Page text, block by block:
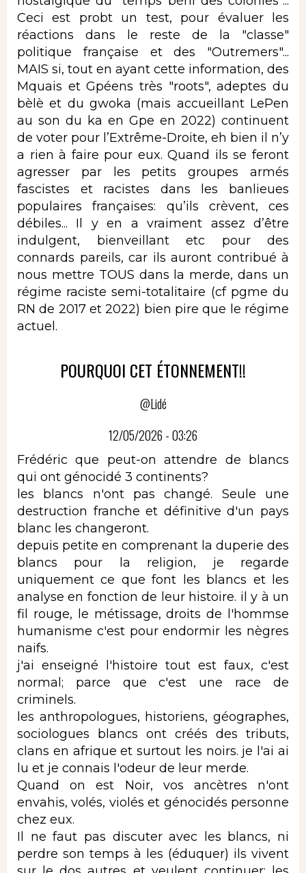
Ceci est probt un test, pour évaluer les
réactions dans le reste de la "classe"
politique française et des "Outremers"...
MAIS si, tout en ayant cette information, des
Mquais et Gpéens très "roots", adeptes du
bèlè et du gwoka (mais accueillant LePen
au son du ka en Gpe en 2022) continuent
de voter pour l’Extrême-Droite, eh bien il n’y
a rien à faire pour eux. Quand ils se feront
agresser par les petits groupes armés
fascistes et racistes dans les banlieues
populaires françaises: qu’ils crèvent, ces
débiles... Il y en a vraiment assez d’être
indulgent, bienveillant etc pour des
connards pareils, car ils auront contribué à
nous mettre TOUS dans la merde, dans un
régime raciste semi-totalitaire (cf pgme du
RN de 2017 et 2022) bien pire que le régime
actuel.
POURQUOI CET ÉTONNEMENT!!
@Lidé
12/05/2026 - 03:26
Frédéric que peut-on attendre de blancs
qui ont génocidé 3 continents?
les blancs n'ont pas changé. Seule une
destruction franche et définitive d'un pays
blanc les changeront.
depuis petite en comprenant la duperie des
blancs pour la religion, je regarde
uniquement ce que font les blancs et les
analyse en fonction de leur histoire. il y à un
fil rouge, le métissage, droits de l'hommse
humanisme c'est pour endormir les nègres
naifs.
j'ai enseigné l'histoire tout est faux, c'est
normal; parce que c'est une race de
criminels.
les anthropologues, historiens, géographes,
sociologues blancs ont créés des tributs,
clans en afrique et surtout les noirs. je l'ai ai
lu et je connais l'odeur de leur merde.
Quand on est Noir, vos ancètres n'ont
envahis, volés, violés et génocidés personne
chez eux.
Il ne faut pas discuter avec les blancs, ni
perdre son temps à les (éduquer) ils vivent